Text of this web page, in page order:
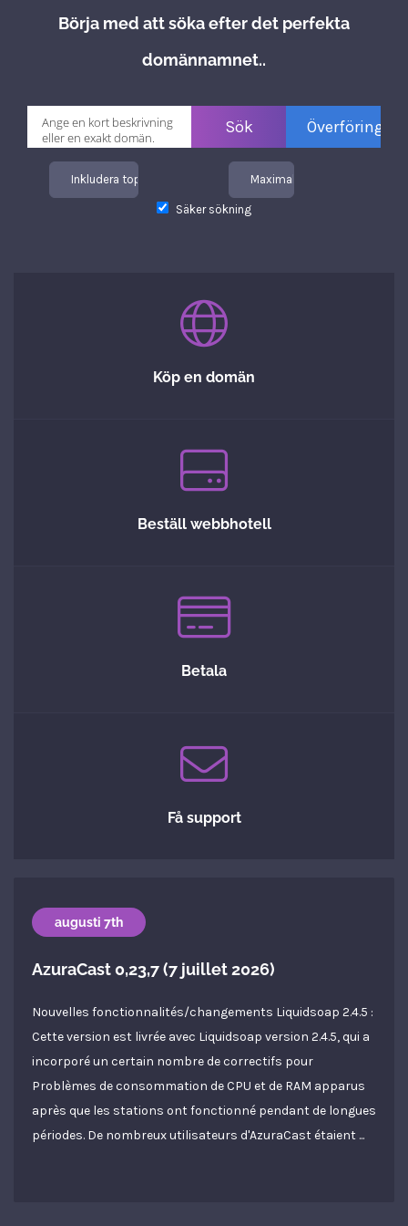
Börja med att söka efter det perfekta
domännamnet..
Inkludera toppdomäner Maximal längd
Säker sökning
Köp en domän
Beställ webbhotell
Betala
Få support
augusti 7th
AzuraCast 0,23,7 (7 juillet 2026)
Nouvelles fonctionnalités/changements Liquidsoap 2.4.5 :
Cette version est livrée avec Liquidsoap version 2.4.5, qui a
incorporé un certain nombre de correctifs pour
Problèmes de consommation de CPU et de RAM apparus
après que les stations ont fonctionné pendant de longues
périodes. De nombreux utilisateurs d'AzuraCast étaient ...